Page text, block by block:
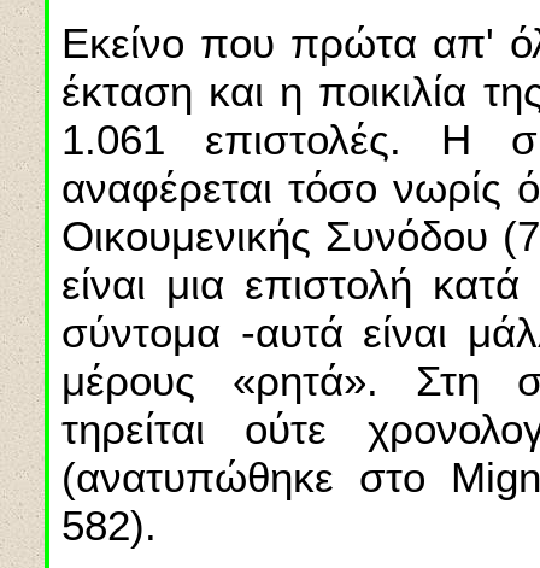
Εκείνο που πρώτα απ'
έκταση και η ποικιλία
1.061 επιστολές. Η
αναφέρεται τόσο νωρίς
Οικουμενικής Συνόδου
είναι μια επιστολή
σύντομα -αυτά είναι
μέρους «ρητά». Στη
τηρείται ούτε
(ανατυπώθηκε στο
582).